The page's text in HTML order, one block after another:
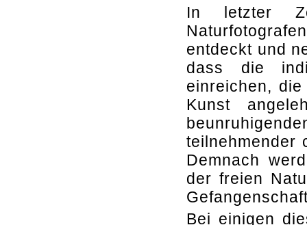
In letzter
entdeckt und
dass die
einreichen,
Kunst
teilnehmender
Demnach
der freien
Bei einigen